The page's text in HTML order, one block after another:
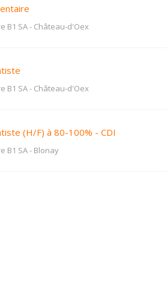
B1 SA- Château-d'Oex
B1 SA- Château-d'Oex
(H/F) à 80-100% - CDI
B1 SA- Blonay